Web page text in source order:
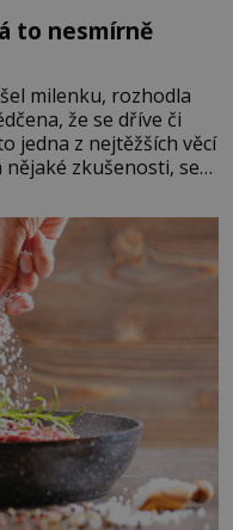
to nesmírně
milenku, rozhodla
že se dříve či
jedna z nejtěžších věcí
nějaké zkušenosti, se
pořídil milenku,